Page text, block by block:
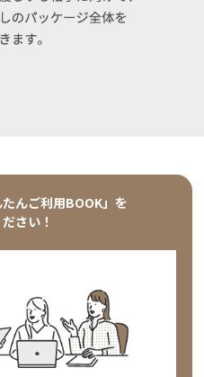
んご利用BOOK」を
さい！